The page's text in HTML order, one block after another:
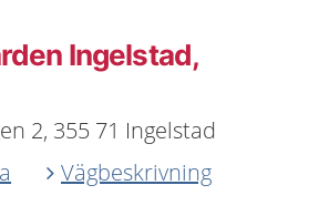
Ingelstad,
2, 355 71 Ingelstad
Vägbeskrivning